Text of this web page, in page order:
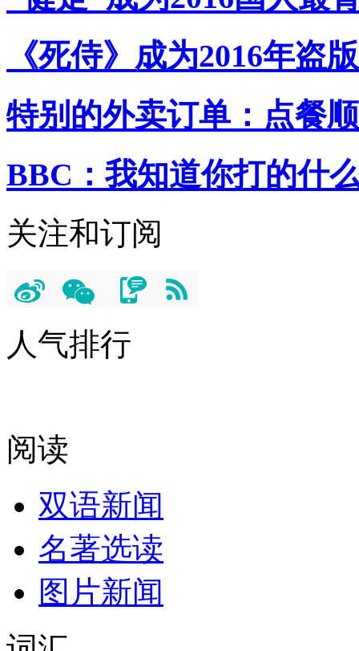
《死侍》成为2016年盗
特别的外卖订单：点餐
BBC：我知道你打的什
关注和订阅
人气排行
阅读
双语新闻
名著选读
图片新闻